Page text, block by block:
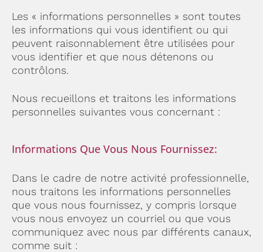
Les « informations personnelles » sont toutes
les informations qui vous identifient ou qui
peuvent raisonnablement être utilisées pour
vous identifier et que nous détenons ou
contrôlons.
Nous recueillons et traitons les informations
personnelles suivantes vous concernant :
Informations Que Vous Nous Fournissez:
Dans le cadre de notre activité professionnelle,
nous traitons les informations personnelles
que vous nous fournissez, y compris lorsque
vous nous envoyez un courriel ou que vous
communiquez avec nous par différents canaux,
comme suit :